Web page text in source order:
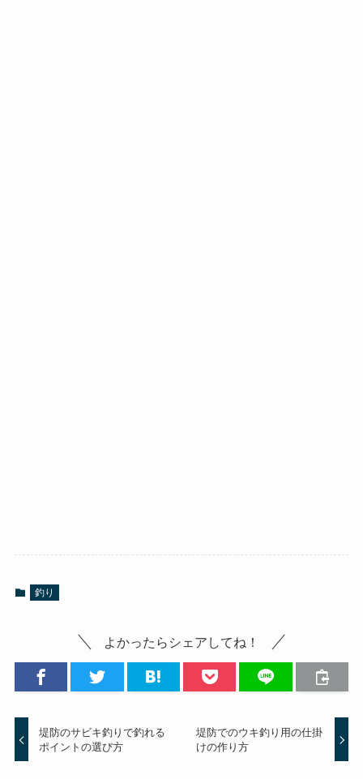
釣り
よかったらシェアしてね！
堤防のサビキ釣りで釣れる
ポイントの選び方
堤防でのウキ釣り用の仕掛
けの作り方